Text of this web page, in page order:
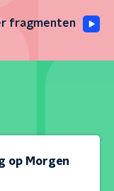
fragmenten
op Morgen